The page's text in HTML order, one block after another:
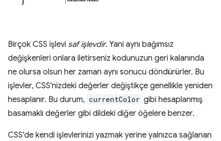
Birçok CSS işlevi saf işlevdir. Yani aynı bağımsız
değişkenleri onlara iletirseniz kodunuzun geri kalanında
ne olursa olsun her zaman aynı sonucu döndürürler. Bu
işlevler, CSS'nizdeki değerler değiştikçe genellikle yeniden
hesaplanır. Bu durum, currentColor gibi hesaplanmış
basamaklı değerler gibi dildeki diğer öğelere benzer.
CSS'de kendi işlevlerinizi yazmak yerine yalnızca sağlanan